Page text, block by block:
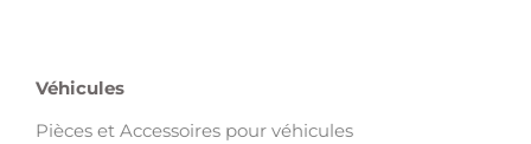
Véhicules
Pièces et Accessoires pour véhicules